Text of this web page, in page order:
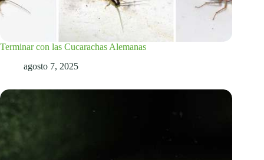
Terminar con las Cucarachas Alemanas
agosto 7, 2025